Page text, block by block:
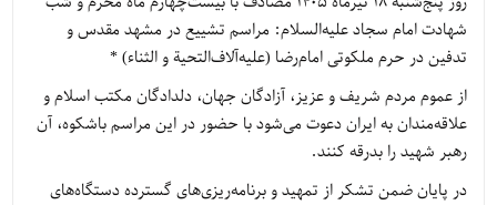
شهادت امام سجاد علیه‌السلام: مراسم تشییع در مشهد مقدس و
تدفین در حرم ملکوتی امام‌رضا (علیه‌آلاف‌التحیة و الثناء) *
از عموم مردم شریف و عزیز، آزادگان جهان، دلدادگان مکتب اسلام و
علاقه‌مندان به ایران دعوت می‌شود با حضور در این مراسم باشکوه، آن
رهبر شهید را بدرقه کنند.
در پایان ضمن تشکر از تمهید و برنامه‌ریزی‌های گسترده دستگاه‌های